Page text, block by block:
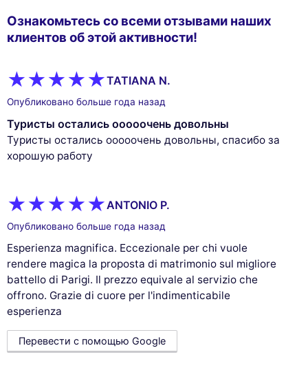
Ознакомьтесь со всеми отзывами наших
клиентов об этой активности!
TATIANA N.
Опубликовано больше года назад
Туристы остались ооооочень довольны
Туристы остались ооооочень довольны, спасибо за
хорошую работу
ANTONIO P.
Опубликовано больше года назад
Esperienza magnifica. Eccezionale per chi vuole
rendere magica la proposta di matrimonio sul migliore
battello di Parigi. Il prezzo equivale al servizio che
offrono. Grazie di cuore per l'indimenticabile
esperienza
Перевести с помощью Google